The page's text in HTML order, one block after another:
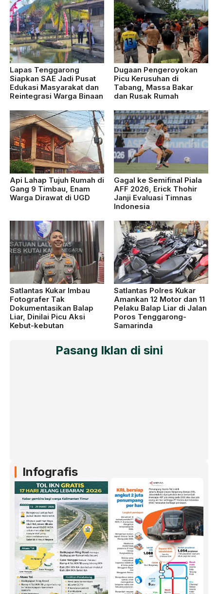
Lapas Tenggarong
Siapkan SAE Jadi Pusat
Edukasi Masyarakat dan
Reintegrasi Warga Binaan
Dugaan Pengeroyokan
Picu Kerusuhan di
Tabang, Massa Bakar
dan Rusak Rumah
Api Lahap Tujuh Rumah di
Gang 9 Timbau, Enam
Warga Dirawat di UGD
Gagal ke Semifinal Piala
AFF 2026, Erick Thohir
Janji Evaluasi Timnas
Indonesia
Satlantas Kukar Imbau
Fotografer Tak
Dokumentasikan Balap
Liar, Dinilai Picu Aksi
Kebut-kebutan
Satlantas Polres Kukar
Amankan 12 Motor dan 11
Pelaku Balap Liar di Jalan
Poros Tenggarong-
Samarinda
Pasang Iklan di sini
Infografis